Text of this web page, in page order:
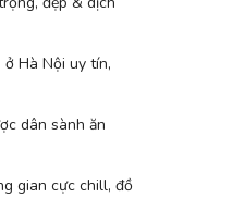
Hà Nội uy tín,
dân sành ăn
gian cực chill, đồ